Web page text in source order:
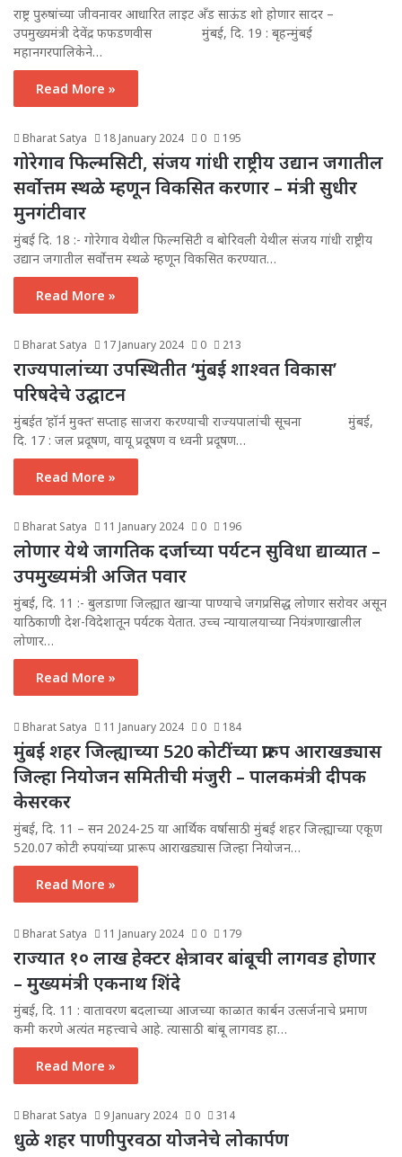
राष्ट्र पुरुषांच्या जीवनावर आधारित लाइट अँड साऊंड शो होणार सादर –
उपमुख्यमंत्री देवेंद्र फफडणवीस मुंबई, दि. 19 : बृहन्मुंबई
महानगरपालिकेने…
Read More »
Bharat Satya 18 January 2024 0 195
गोरेगाव फिल्मसिटी, संजय गांधी राष्ट्रीय उद्यान जगातील
सर्वोत्तम स्थळे म्हणून विकसित करणार – मंत्री सुधीर
मुनगंटीवार
मुंबई दि. 18 :- गोरेगाव येथील फिल्मसिटी व बोरिवली येथील संजय गांधी राष्ट्रीय
उद्यान जगातील सर्वोत्तम स्थळे म्हणून विकसित करण्यात…
Read More »
Bharat Satya 17 January 2024 0 213
राज्यपालांच्या उपस्थितीत ‘मुंबई शाश्वत विकास’
परिषदेचे उद्घाटन
मुंबईत ‘हॉर्न मुक्त‘ सप्ताह साजरा करण्याची राज्यपालांची सूचना मुंबई,
दि. 17 : जल प्रदूषण, वायू प्रदूषण व ध्वनी प्रदूषण…
Read More »
Bharat Satya 11 January 2024 0 196
लोणार येथे जागतिक दर्जाच्या पर्यटन सुविधा द्याव्यात –
उपमुख्यमंत्री अजित पवार
मुंबई, दि. 11 :- बुलडाणा जिल्ह्यात खाऱ्या पाण्याचे जगप्रसिद्ध लोणार सरोवर असून
याठिकाणी देश-विदेशातून पर्यटक येतात. उच्च न्यायालयाच्या नियंत्रणाखालील
लोणार…
Read More »
Bharat Satya 11 January 2024 0 184
मुंबई शहर जिल्ह्याच्या 520 कोटींच्या प्रारुप आराखड्यास
जिल्हा नियोजन समितीची मंजुरी – पालकमंत्री दीपक
केसरकर
मुंबई, दि. 11 – सन 2024-25 या आर्थिक वर्षासाठी मुंबई शहर जिल्ह्याच्या एकूण
520.07 कोटी रुपयांच्या प्रारूप आराखड्यास जिल्हा नियोजन…
Read More »
Bharat Satya 11 January 2024 0 179
राज्यात १० लाख हेक्टर क्षेत्रावर बांबूची लागवड होणार
– मुख्यमंत्री एकनाथ शिंदे
मुंबई, दि. 11 : वातावरण बदलाच्या आजच्या काळात कार्बन उत्सर्जनाचे प्रमाण
कमी करणे अत्यंत महत्त्वाचे आहे. त्यासाठी बांबू लागवड हा…
Read More »
Bharat Satya 9 January 2024 0 314
धुळे शहर पाणीपुरवठा योजनेचे लोकार्पण